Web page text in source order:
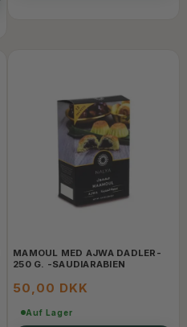
MAMOUL MED AJWA DADLER-
250 G. -SAUDIARABIEN
50,00 DKK
Auf Lager